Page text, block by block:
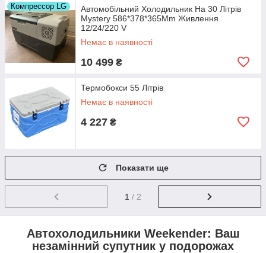
Компрессор LG
Автомобільний Холодильник На 30 Літрів
Mystery 586*378*365Mm Живлення
12/24/220 V
Немає в наявності
10 499 ₴
Термобокси 55 Літрів
Немає в наявності
4 227 ₴
Показати ще
1 / 2
Автохолодильники Weekender: Ваш
незамінний супутник у подорожах